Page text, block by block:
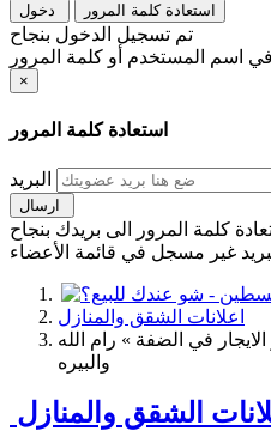
استعادة كلمة المرور
تم تسجيل الدخول بنجاح
×
استعادة كلمة المرور
البريد
غير مسجل في قائمة الأعضاء
اعلانات الشقق والمنازل
في الضفة » رام الله
والبيره
الشقق والمنازل